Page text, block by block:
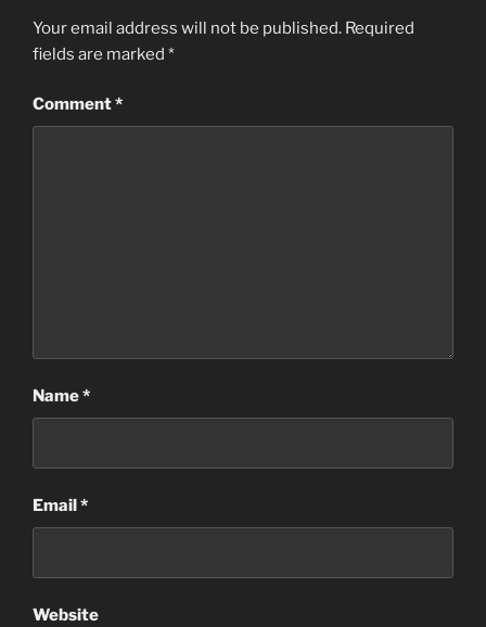
Your email address will not be published. Required
fields are marked *
Comment*
Name*
Email*
Website